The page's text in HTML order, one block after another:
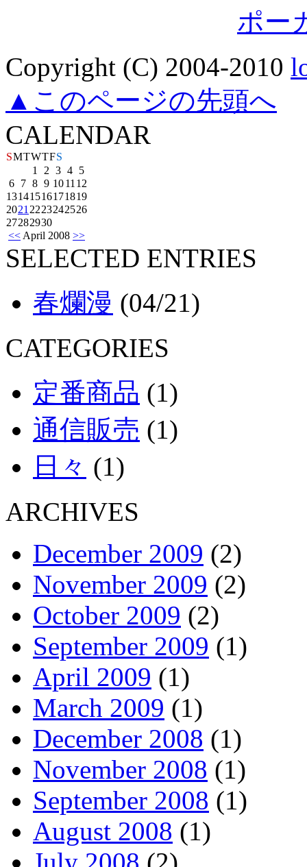
ポー
Copyright (C) 2004-2010
▲このページの先頭へ
CALENDAR
SMTWTFS
1
2 3 4 5
6 7 8 9 1011 12
13141516171819
2021 2223242526
27282930
<< April 2008 >>
SELECTED ENTRIES
春爛漫 (04/21)
CATEGORIES
定番商品 (1)
通信販売 (1)
日々 (1)
ARCHIVES
December 2009 (2)
November 2009 (2)
October 2009 (2)
September 2009 (1)
April 2009 (1)
March 2009 (1)
December 2008 (1)
November 2008 (1)
September 2008 (1)
August 2008 (1)